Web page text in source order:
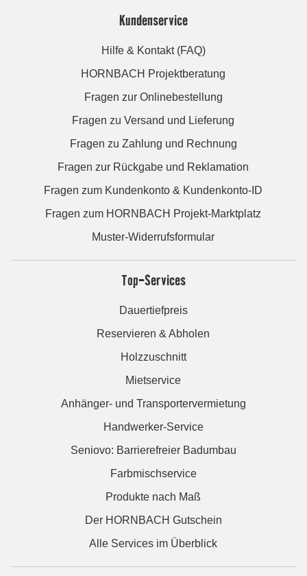
Kundenservice
Hilfe & Kontakt (FAQ)
HORNBACH Projektberatung
Fragen zur Onlinebestellung
Fragen zu Versand und Lieferung
Fragen zu Zahlung und Rechnung
Fragen zur Rückgabe und Reklamation
Fragen zum Kundenkonto & Kundenkonto-ID
Fragen zum HORNBACH Projekt-Marktplatz
Muster-Widerrufsformular
Top-Services
Dauertiefpreis
Reservieren & Abholen
Holzzuschnitt
Mietservice
Anhänger- und Transportervermietung
Handwerker-Service
Seniovo: Barrierefreier Badumbau
Farbmischservice
Produkte nach Maß
Der HORNBACH Gutschein
Alle Services im Überblick